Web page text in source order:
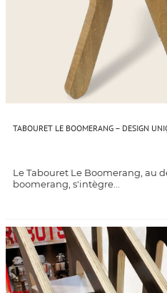
TABOURET LE BOOMERANG – DESIGN
Le Tabouret Le Boomerang, au
boomerang, s'intègre...